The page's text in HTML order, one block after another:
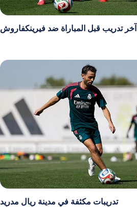
آخر تدريب قبل المباراة ضد فيرينكفاروش
تدريبات مكثفة في مدينة ريال مدريد